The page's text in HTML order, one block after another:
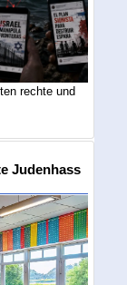
rechte und
Judenhass